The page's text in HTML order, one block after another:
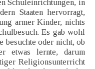
Schuleinrichtungen, in
Staaten hervorragt,
armer Kinder, nichts
Es gab wohl
besuchte oder nicht, ob
etwas lernte, darum
Religionsunterricht